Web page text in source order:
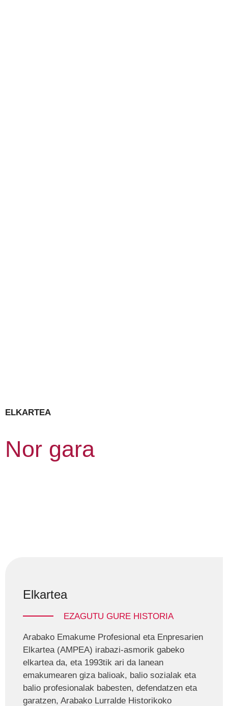
ELKARTEA
Nor gara
Elkartea
EZAGUTU GURE HISTORIA
Arabako Emakume Profesional eta Enpresarien
Elkartea (AMPEA) irabazi-asmorik gabeko
elkartea da, eta 1993tik ari da lanean
emakumearen giza balioak, balio sozialak eta
balio profesionalak babesten, defendatzen eta
garatzen, Arabako Lurralde Historikoko